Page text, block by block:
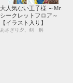
大人気ない王子様 ～Mr.
シークレットフロア～
【イラスト入り】
あさぎり夕、剣 解